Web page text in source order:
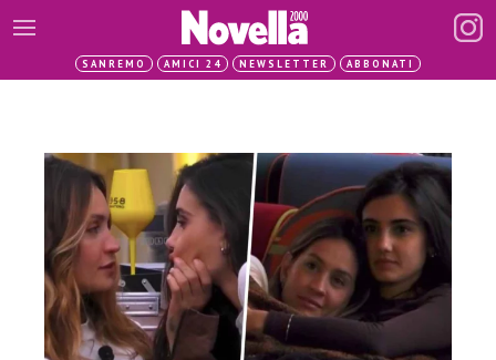
SANREMO AMICI 24 NEWSLETTER ABBONATI